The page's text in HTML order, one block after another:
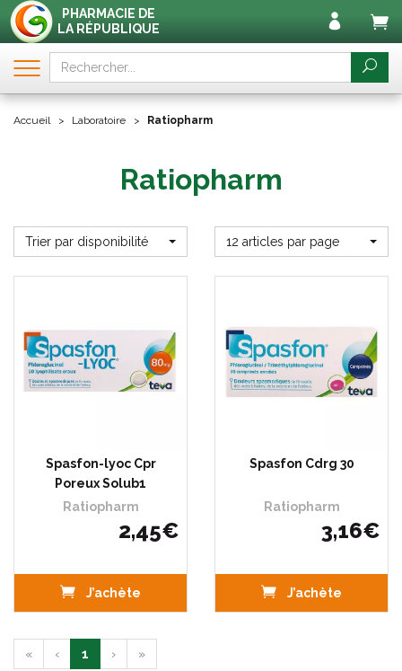
PHARMACIE DE
LA RÉPUBLIQUE
Accueil Laboratoire Ratiopharm
Ratiopharm
Trier par disponibilité 12 articles par page
Spasfon-lyoc Cpr
Poreux Solub1
Ratiopharm
2,45€
J’achète
Spasfon Cdrg 30
Ratiopharm
3,16€
J’achète
« ‹ 1 › »